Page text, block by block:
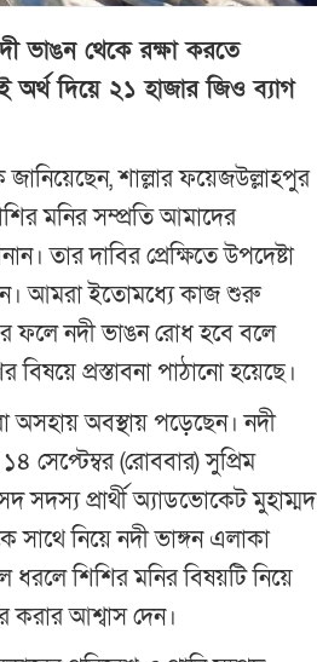
ভাঙন থেকে রক্ষা করতে
অর্থ দিয়ে ২১ হাজার জিও ব্যাগ
শাল্লার ফয়েজউল্লাহপুর
মনির সম্প্রতি আমাদের
তার দাবির প্রেক্ষিতে উপদেষ্টা
আমরা ইতোমধ্যে কাজ শুরু
ফলে নদী ভাঙন রোধ হবে বলে
প্রস্তাবনা পাঠানো হয়েছে।
অসহায় অবস্থায় পড়েছেন। নদী
সেপ্টেম্বর (রোববার) সুপ্রিম
সদস্য প্রার্থী অ্যাডভোকেট মুহাম্মদ
নিয়ে নদী ভাঙ্গন এলাকা
শিশির মনির বিষয়টি নিয়ে
করার আশ্বাস দেন।